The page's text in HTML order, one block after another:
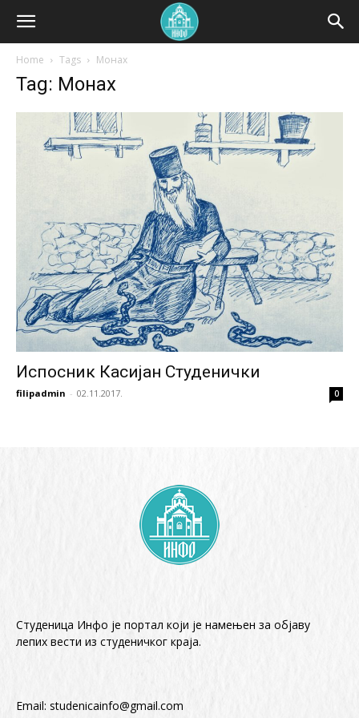
Home Tags Монах
Tag: Монах
Испосник Касијан Студенички
filipadmin - 02.11.2017. 0
Студеница Инфо је портал који је намењен за објaву
лепих вести из студеничког краја.
Email: studenicainfo@gmail.com